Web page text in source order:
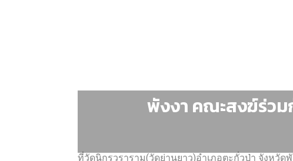
พังงา คณะสงฆ์ร่ว
ที่วัดนิกรวราราม(วัดย่านยาว)อำเภอตะกั่วป่า จังหวั